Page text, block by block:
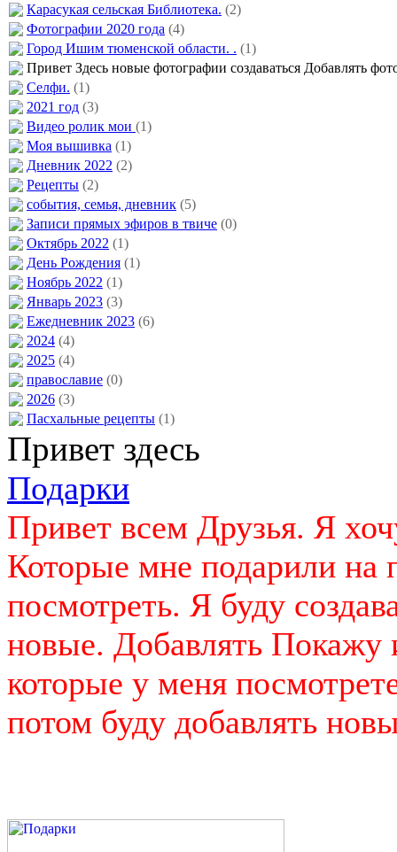
Карасукая сельская Библиотека. (2)
Фотографии 2020 года (4)
Город Ишим тюменской области. . (1)
Привет Здесь новые фотографии создаваться Добавлять
Селфи. (1)
2021 год (3)
Видео ролик мои (1)
Моя вышивка (1)
Дневник 2022 (2)
Рецепты (2)
события, семья, дневник (5)
Записи прямых эфиров в твиче (0)
Октябрь 2022 (1)
День Рождения (1)
Ноябрь 2022 (1)
Январь 2023 (3)
Ежедневник 2023 (6)
2024 (4)
2025 (4)
православие (0)
2026 (3)
Пасхальные рецепты (1)
Привет здесь
Подарки
Привет всем Друзья. Я
Которые мне подарили на
посмотреть. Я буду
новые. Добавлять Покажу
которые у меня
потом буду добавлять